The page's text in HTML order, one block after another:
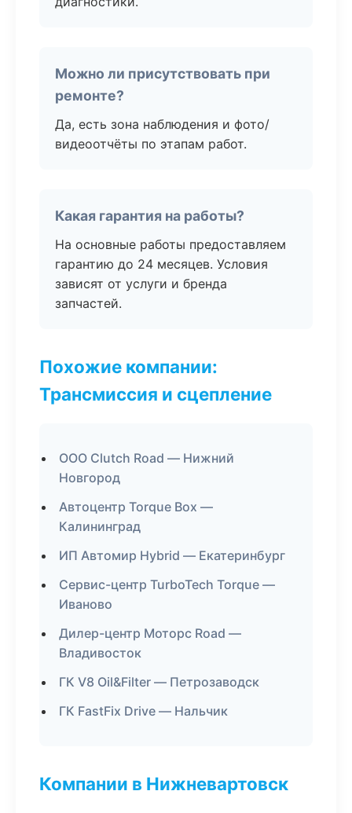
Можно ли присутствовать при
ремонте?
Да, есть зона наблюдения и фото/
видеоотчёты по этапам работ.
Какая гарантия на работы?
На основные работы предоставляем
гарантию до 24 месяцев. Условия
зависят от услуги и бренда
запчастей.
Похожие компании:
Трансмиссия и сцепление
ООО Clutch Road — Нижний
Новгород
Автоцентр Torque Box —
Калининград
ИП Автомир Hybrid — Екатеринбург
Сервис-центр TurboTech Torque —
Иваново
Дилер-центр Моторс Road —
Владивосток
ГК V8 Oil&Filter — Петрозаводск
ГК FastFix Drive — Нальчик
Компании в Нижневартовск